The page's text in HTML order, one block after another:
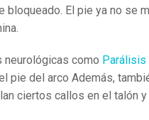
bloqueado. El pie ya no se
como Parálisis
pie del arco Además,
ciertos callos en el talón